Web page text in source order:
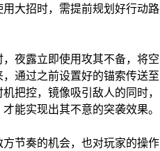
大招时，需提前规划好行动路
夜露立即使用攻其不备，将空
通过之前设置好的锚索传送至
把控，镜像吸引敌人的同时，
能实现出其不意的突袭效果。
节奏的机会，也对玩家的操作